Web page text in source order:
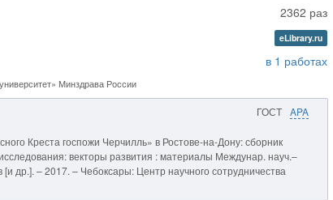
2362 раз
eLibrary.ru
в 1 работах
Минздрава России
ГОСТ APA
Креста госпожи Черчилль» в Ростове-на-Дону: сборник
векторы развития : материалы Междунар. науч.–
др.]. – 2017. – Чебоксары: Центр научного сотрудничества